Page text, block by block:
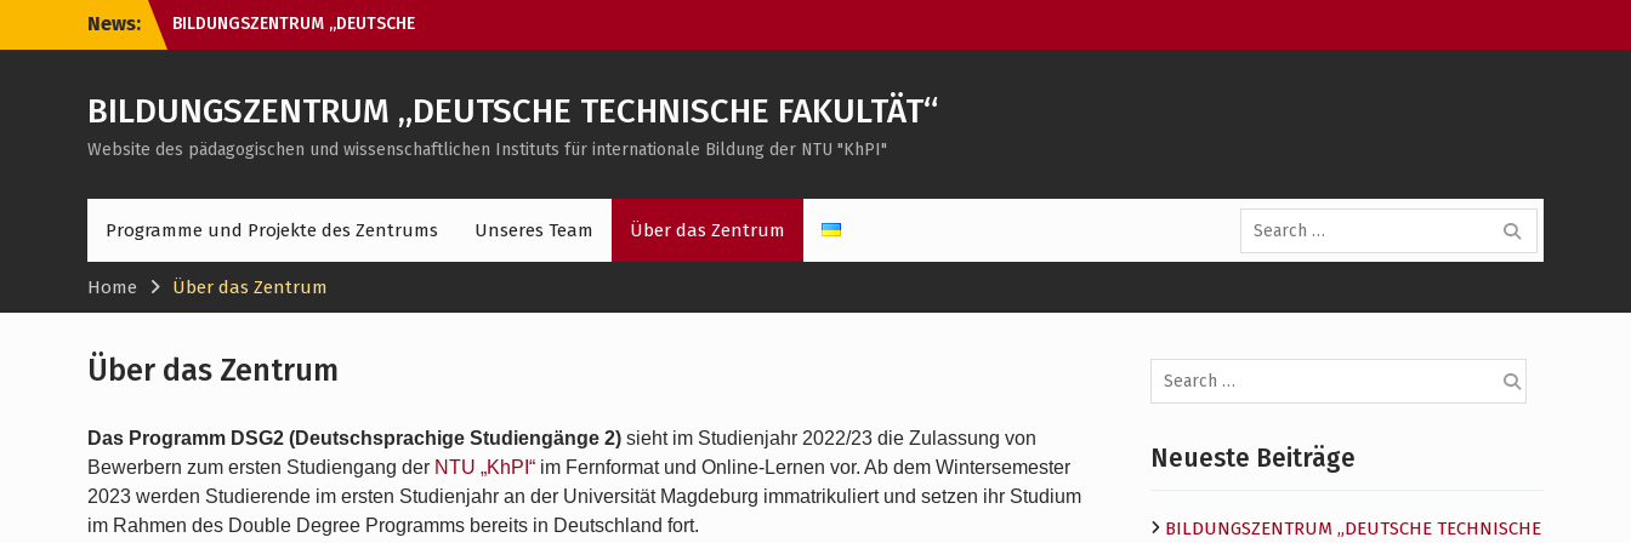
News:
BILDUNGSZENTRUM „DEUTSCHE
TECHNISCHE FAKULTÄT“
BILDUNGSZENTRUM „DEUTSCHE TECHNISCHE FAKULTÄT“
Website des pädagogischen und wissenschaftlichen Instituts für internationale Bildung der NTU "KhPI"
Programme und Projekte des Zentrums Unseres Team Über das Zentrum
Search
for:
Home Über das Zentrum
Über das Zentrum
Das Programm DSG2 (Deutschsprachige Studiengänge 2) sieht im Studienjahr 2022/23 die Zulassung von
Bewerbern zum ersten Studiengang der NTU „KhPI“ im Fernformat und Online-Lernen vor. Ab dem Wintersemester
2023 werden Studierende im ersten Studienjahr an der Universität Magdeburg immatrikuliert und setzen ihr Studium
im Rahmen des Double Degree Programms bereits in Deutschland fort.
Search
for:
Neueste Beiträge
BILDUNGSZENTRUM „DEUTSCHE TECHNISCHE